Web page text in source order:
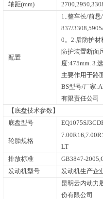
轴距(mm)
配置
1..整车长/前悬
837/
0。2.后防护材
防护装置断面
度:475mm. 3.
主要作用于路
BS型号/厂家
有限责任公司
【底盘技术参数】
底盘型号
轮胎规格
LT
排放标准
GB3847-
发动机型号
发动机生产企
昆明云内动力
份有限公司